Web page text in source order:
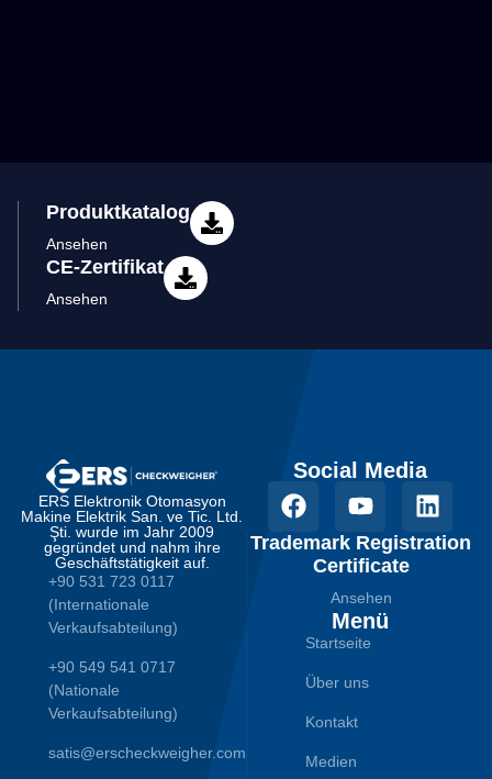
Produktkatalog
Ansehen
CE-Zertifikat
Ansehen
ERS Elektronik Otomasyon
Makine Elektrik San. ve Tic. Ltd.
Şti. wurde im Jahr 2009
gegründet und nahm ihre
Geschäftstätigkeit auf.
+90 531 723 0117
(Internationale
Verkaufsabteilung)
+90 549 541 0717
(Nationale
Verkaufsabteilung)
satis@erscheckweigher.com
Social Media
Trademark Registration
Certificate
Ansehen
Menü
Startseite
Über uns
Kontakt
Medien